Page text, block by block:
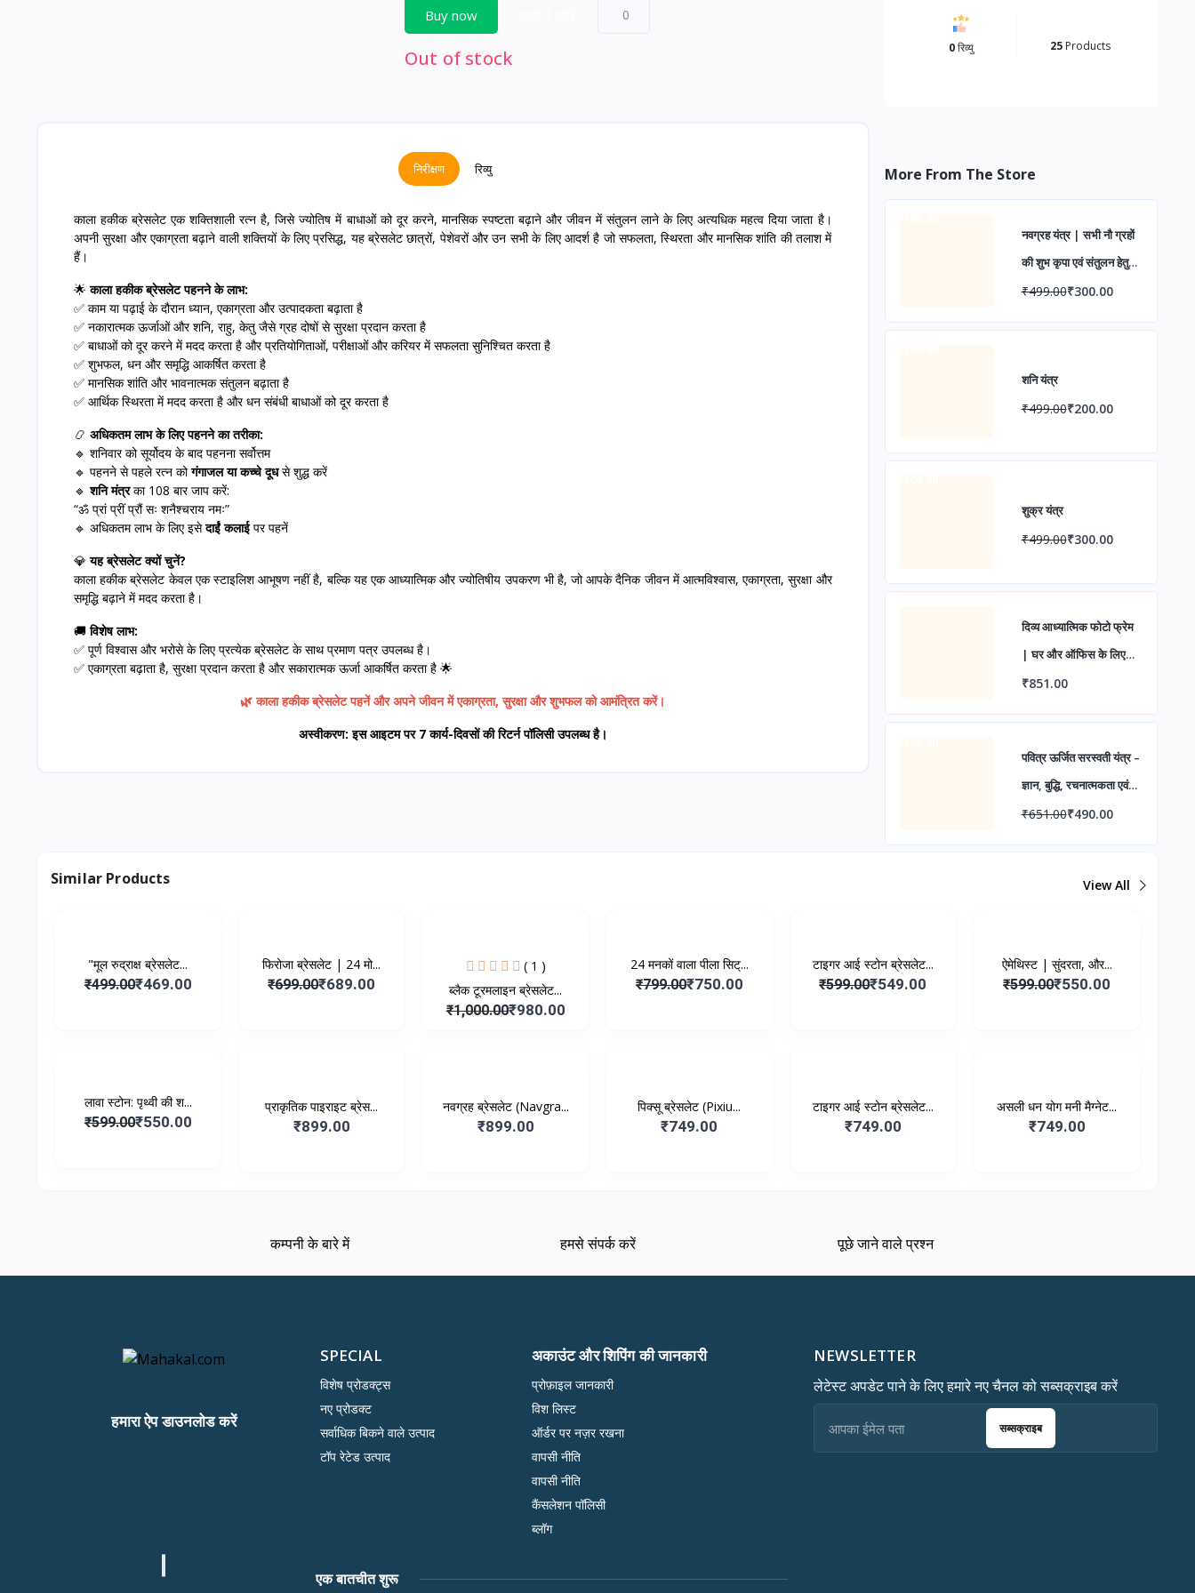
Buy now 0
Out of stock
निरीक्षण रिव्यु
काला हकीक ब्रेसलेट एक शक्तिशाली रत्न है, जिसे ज्योतिष में बाधाओं को दूर करने, मानसिक स्पष्टता बढ़ाने और जीवन में संतुलन लाने के लिए अत्यधिक महत्व दिया जाता है।
अपनी सुरक्षा और एकाग्रता बढ़ाने वाली शक्तियों के लिए प्रसिद्ध, यह ब्रेसलेट छात्रों, पेशेवरों और उन सभी के लिए आदर्श है जो सफलता, स्थिरता और मानसिक शांति की तलाश में
हैं।
🌟काला हकीक ब्रेसलेट पहनने के लाभ:
✅ काम या पढ़ाई के दौरान ध्यान, एकाग्रता और उत्पादकता बढ़ाता है
✅ नकारात्मक ऊर्जाओं और शनि, राहु, केतु जैसे ग्रह दोषों से सुरक्षा प्रदान करता है
✅ बाधाओं को दूर करने में मदद करता है और प्रतियोगिताओं, परीक्षाओं और करियर में सफलता सुनिश्चित करता है
✅ शुभफल, धन और समृद्धि आकर्षित करता है
✅ मानसिक शांति और भावनात्मक संतुलन बढ़ाता है
✅ आर्थिक स्थिरता में मदद करता है और धन संबंधी बाधाओं को दूर करता है
📿 अधिकतम लाभ के लिए पहनने का तरीका:
🔹 शनिवार को सूर्योदय के बाद पहनना सर्वोत्तम
🔹 पहनने से पहले रत्न कोगंगाजल या कच्चे दूधसे शुद्ध करें
🔹शनि मंत्रका 108 बार जाप करें:
“ॐ प्रां प्रीं प्रौं सः शनैश्चराय नमः”
🔹 अधिकतम लाभ के लिए इसेदाईं कलाईपर पहनें
💎यह ब्रेसलेट क्यों चुनें?
काला हकीक ब्रेसलेट केवल एक स्टाइलिश आभूषण नहीं है, बल्कि यह एक आध्यात्मिक और ज्योतिषीय उपकरण भी है, जो आपके दैनिक जीवन में आत्मविश्वास, एकाग्रता, सुरक्षा और
समृद्धि बढ़ाने में मदद करता है।
🚚विशेष लाभ:
✅ पूर्ण विश्वास और भरोसे के लिए प्रत्येक ब्रेसलेट के साथ प्रमाण पत्र उपलब्ध है।
✅ एकाग्रता बढ़ाता है, सुरक्षा प्रदान करता है और सकारात्मक ऊर्जा आकर्षित करता है 🌟
🌿 काला हकीक ब्रेसलेट पहनें और अपने जीवन में एकाग्रता, सुरक्षा और शुभफल को आमंत्रित करें।
अस्वीकरण: इस आइटम पर 7 कार्य-दिवसों की रिटर्न पॉलिसी उपलब्ध है।
0रिव्यु 25 Products
More From The Store
नवग्रह यंत्र | सभी नौ ग्रहों
की शुभ कृपा एवं संतुलन हेतु
पवित्र वैदिक यंत्र | ग्रह दोष
₹499.00₹300.00
शनि यंत्र
₹499.00₹200.00
शुक्र यंत्र
₹499.00₹300.00
दिव्य आध्यात्मिक फोटो फ्रेम
| घर और ऑफिस के लिए
पवित्र वॉल डेकोर
₹851.00
पवित्र ऊर्जित सरस्वती यंत्र –
ज्ञान, बुद्धि, रचनात्मकता एवं
शिक्षा में सफलता हेतु दिव्य
₹651.00₹490.00
Similar Products View All
"मूल रुद्राक्ष ब्रेसलेट...
₹499.00₹469.00
फिरोजा ब्रेसलेट | 24 मो...
₹699.00₹689.00
( 1 )
ब्लैक टूरमलाइन ब्रेसलेट...
₹1,000.00₹980.00
24 मनकों वाला पीला सिट्...
₹799.00₹750.00
टाइगर आई स्टोन ब्रेसलेट...
₹599.00₹549.00
ऐमेथिस्ट | सुंदरता, और...
₹599.00₹550.00
लावा स्टोन: पृथ्वी की श...
₹599.00₹550.00
प्राकृतिक पाइराइट ब्रेस...
₹899.00
नवग्रह ब्रेसलेट (Navgra...
₹899.00
पिक्सू ब्रेसलेट (Pixiu...
₹749.00
टाइगर आई स्टोन ब्रेसलेट...
₹749.00
असली धन योग मनी मैग्नेट...
₹749.00
कम्पनी के बारे में हमसे संपर्क करें पूछे जाने वाले प्रश्न
हमारा ऐप डाउनलोड करें
SPECIAL
विशेष प्रोडक्ट्स
नए प्रोडक्ट
सर्वाधिक बिकने वाले उत्पाद
टॉप रेटेड उत्पाद
अकाउंट और शिपिंग की जानकारी
प्रोफ़ाइल जानकारी
विश लिस्ट
ऑर्डर पर नज़र रखना
वापसी नीति
वापसी नीति
कैंसलेशन पॉलिसी
ब्लॉग
NEWSLETTER
लेटेस्ट अपडेट पाने के लिए हमारे नए चैनल को सब्सक्राइब करें
सब्सक्राइब
एक बातचीत शुरू